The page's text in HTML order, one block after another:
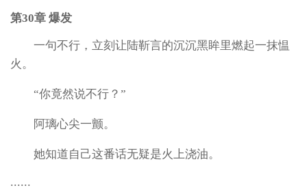
第30章 爆发
一句不行，立刻让陆靳言的沉沉黑眸里燃起一抹愠
火。
“你竟然说不行？”
阿璃心尖一颤。
她知道自己这番话无疑是火上浇油。
......